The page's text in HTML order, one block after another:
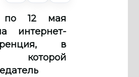
12 мая
интернет-
в
которой